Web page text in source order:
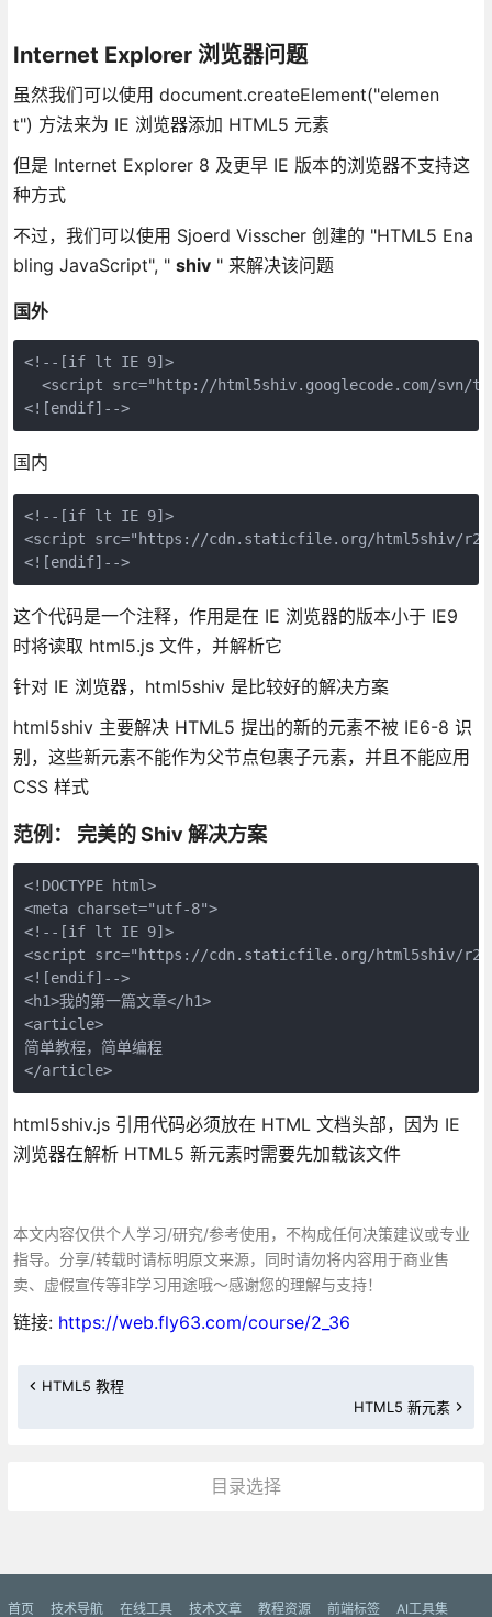
Internet Explorer 浏览器问题
虽然我们可以使用 document.createElement("elemen
t") 方法来为 IE 浏览器添加 HTML5 元素
但是 Internet Explorer 8 及更早 IE 版本的浏览器不支持这
种方式
不过，我们可以使用 Sjoerd Visscher 创建的 "HTML5 Ena
bling JavaScript", " shiv" 来解决该问题
国外
<!--[if lt IE 9]>
<script src="http://html5shiv.googlecode.com/svn/
<![endif]-->
国内
<!--[if lt IE 9]>
<script src="https://cdn.staticfile.org/html5shiv/
<![endif]-->
这个代码是一个注释，作用是在 IE 浏览器的版本小于 IE9
时将读取 html5.js 文件，并解析它
针对 IE 浏览器，html5shiv 是比较好的解决方案
html5shiv 主要解决 HTML5 提出的新的元素不被 IE6-8 识
别，这些新元素不能作为父节点包裹子元素，并且不能应用
CSS 样式
范例： 完美的 Shiv 解决方案
<!DOCTYPE html>
<meta charset="utf-8">
<!--[if lt IE 9]>
<script src="https://cdn.staticfile.org/html5shiv/
<![endif]-->
<h1>我的第一篇文章</h1>
<article>
简单教程，简单编程
</article>
html5shiv.js 引用代码必须放在 HTML 文档头部，因为 IE
浏览器在解析 HTML5 新元素时需要先加载该文件
本文内容仅供个人学习/研究/参考使用，不构成任何决策建议或专业
指导。分享/转载时请标明原文来源，同时请勿将内容用于商业售
卖、虚假宣传等非学习用途哦～感谢您的理解与支持！
链接: https://web.fly63.com/course/2_36
HTML5 教程
HTML5 新元素
目录选择
首页 技术导航 在线工具 技术文章 教程资源 前端标签 AI工具集